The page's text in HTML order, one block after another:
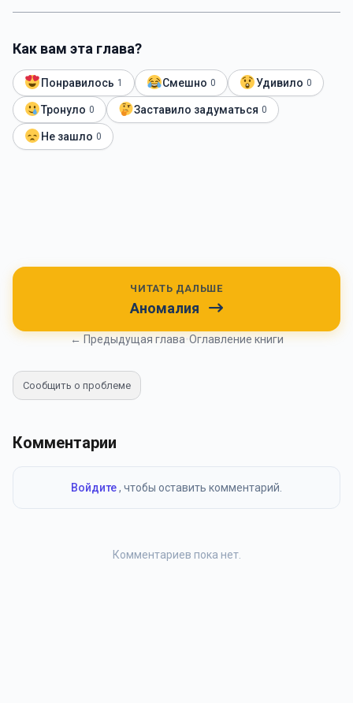
Как вам эта глава?
Понравилось 1 Смешно 0 Удивило 0
Тронуло 0 Заставило задуматься 0
Не зашло 0
ЧИТАТЬ ДАЛЬШЕ
Аномалия
← Предыдущая глава Оглавление книги
Сообщить о проблеме
Комментарии
Войдите, чтобы оставить комментарий.
Комментариев пока нет.